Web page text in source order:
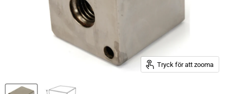
Tryck för att zooma